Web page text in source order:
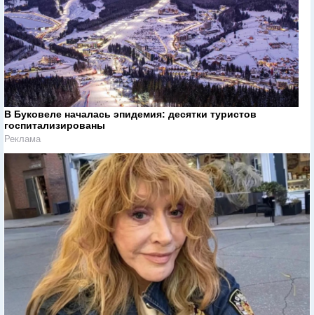
В Буковеле началась эпидемия: десятки туристов
госпитализированы
Реклама